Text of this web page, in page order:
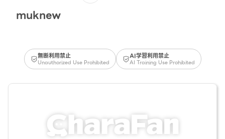
muknew
無断利用禁止
Unauthorized Use Prohibited
AI学習利用禁止
AI Training Use Prohibited